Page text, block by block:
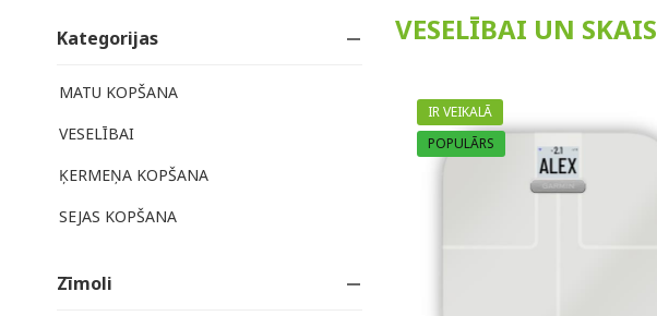
Kategorijas
MATU KOPŠANA
VESELĪBAI
ĶERMEŅA KOPŠANA
SEJAS KOPŠANA
Zīmoli
VESELĪBAI UN
IR VEIKALĀ
POPULĀRS